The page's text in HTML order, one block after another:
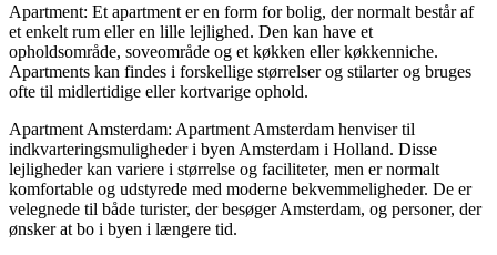
Apartment: Et apartment er en form for bolig, der normalt består af
et enkelt rum eller en lille lejlighed. Den kan have et
opholdsområde, soveområde og et køkken eller køkkenniche.
Apartments kan findes i forskellige størrelser og stilarter og bruges
ofte til midlertidige eller kortvarige ophold.
Apartment Amsterdam: Apartment Amsterdam henviser til
indkvarteringsmuligheder i byen Amsterdam i Holland. Disse
lejligheder kan variere i størrelse og faciliteter, men er normalt
komfortable og udstyrede med moderne bekvemmeligheder. De er
velegnede til både turister, der besøger Amsterdam, og personer, der
ønsker at bo i byen i længere tid.